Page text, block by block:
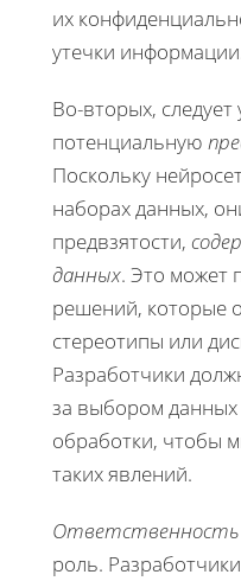
их
утечки
Во-вторых, следует
потенциальную
Поскольку
наборах данных,
предвзятости,
данных. Это может
решений, которые
стереотипы или
Разработчики
за выбором
обработки, чтобы
таких явлений.
Ответственность
роль.